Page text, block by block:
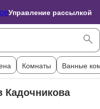
Управление рассылкой
Комнаты Ванные